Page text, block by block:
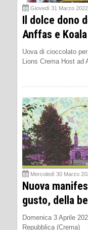
Giovedì 31 Marzo 2022
Il dolce dono
Anffas e Koala
Uova di cioccolato
Lions Crema Host ad
Mercoledì 30 Marzo
Nuova
gusto, della
Domenica 3 Aprile
Repubblica (Crema)